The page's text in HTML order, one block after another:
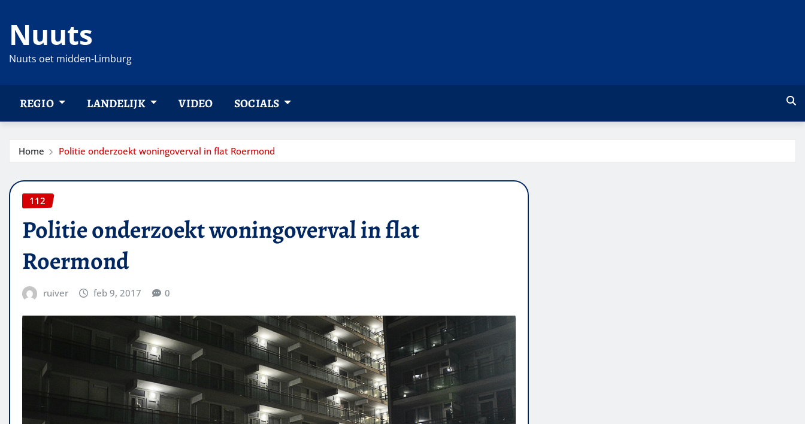
naar
inhoud
Nuuts
Nuuts oet midden-Limburg
REGIO LANDELIJK VIDEO SOCIALS
Home Politie onderzoekt woningoverval in flat Roermond
112
Politie onderzoekt woningoverval in flat
Roermond
ruiver feb 9, 2017 0